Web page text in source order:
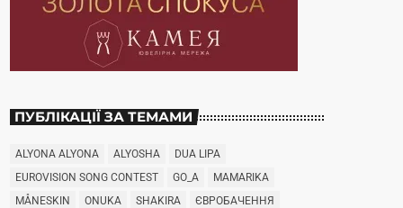
ПУБЛІКАЦІЇ ЗА ТЕМАМИ
ALYONA ALYONA ALYOSHA
DUA LIPA
EUROVISION SONG CONTEST
GO_A
MAMARIKA
MÅNESKIN
ONUKA SHAKIRA
ЄВРОБАЧЕННЯ